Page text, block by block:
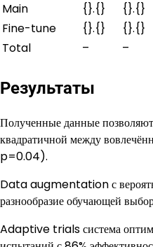
Main
{}.{} {}.{}
Fine-tune
{}.{} {}.{}
Total
– –
Результаты
Полученные данные
квадратичной между
p=0.04).
Data augmentation с
разнообразие обучающей
Adaptive trials система